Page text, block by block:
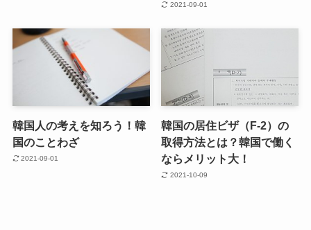
2021-09-01
韓国人の考えを知ろう！韓
国のことわざ
2021-09-01
韓国の居住ビザ（F-2）の
取得方法とは？韓国で働く
ならメリット大！
2021-10-09